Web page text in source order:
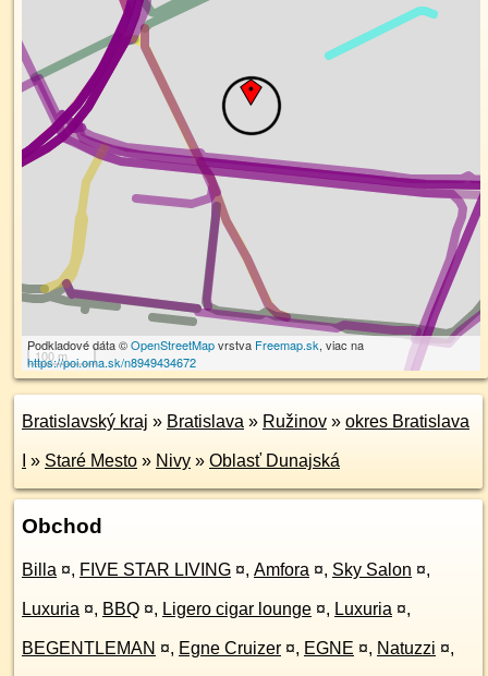
100 m
Podkladové dáta ©OpenStreetMapvrstva Freemap.sk, viac na
https://poi.oma.sk/n8949434672
Bratislavský kraj » Bratislava » Ružinov » okres Bratislava
» Staré Mesto » Nivy » Oblasť Dunajská
Obchod
Billa ¤, FIVE STAR LIVING ¤, Amfora ¤, Sky Salon ¤,
Luxuria ¤, BBQ ¤, Ligero cigar lounge ¤, Luxuria ¤,
BEGENTLEMAN ¤, Egne Cruizer ¤, EGNE ¤, Natuzzi ¤,